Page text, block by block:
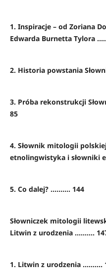
1. Inspiracje – od Zoriana
Edwarda Burnetta Tylora
2. Historia powstania
3. Próba rekonstrukcji
85
4. Słownik mitologii
etnolingwistyka i słowniki
5. Co dalej? .......... 144
Słowniczek mitologii
Litwin z urodzenia ..........
1. Litwin z urodzenia ..........